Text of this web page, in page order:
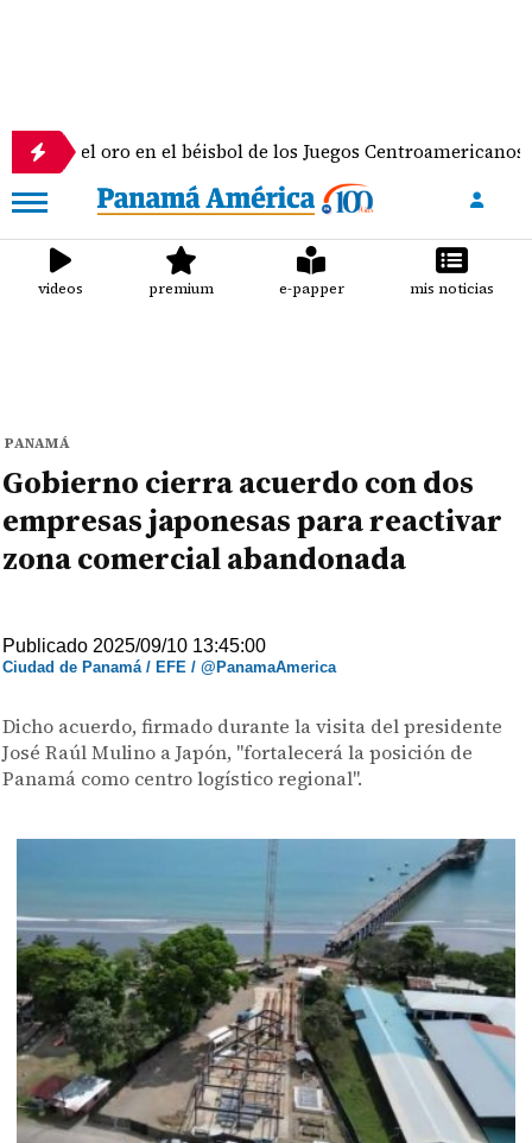
oro en el béisbol de los Juegos Centroamericanos y del
videos premium e-papper mis noticias
PANAMÁ
Gobierno cierra acuerdo con dos
empresas japonesas para reactivar
zona comercial abandonada
Publicado 2025/09/10 13:45:00
Ciudad de Panamá / EFE / @PanamaAmerica
Dicho acuerdo, firmado durante la visita del presidente
José Raúl Mulino a Japón, "fortalecerá la posición de
Panamá como centro logístico regional".